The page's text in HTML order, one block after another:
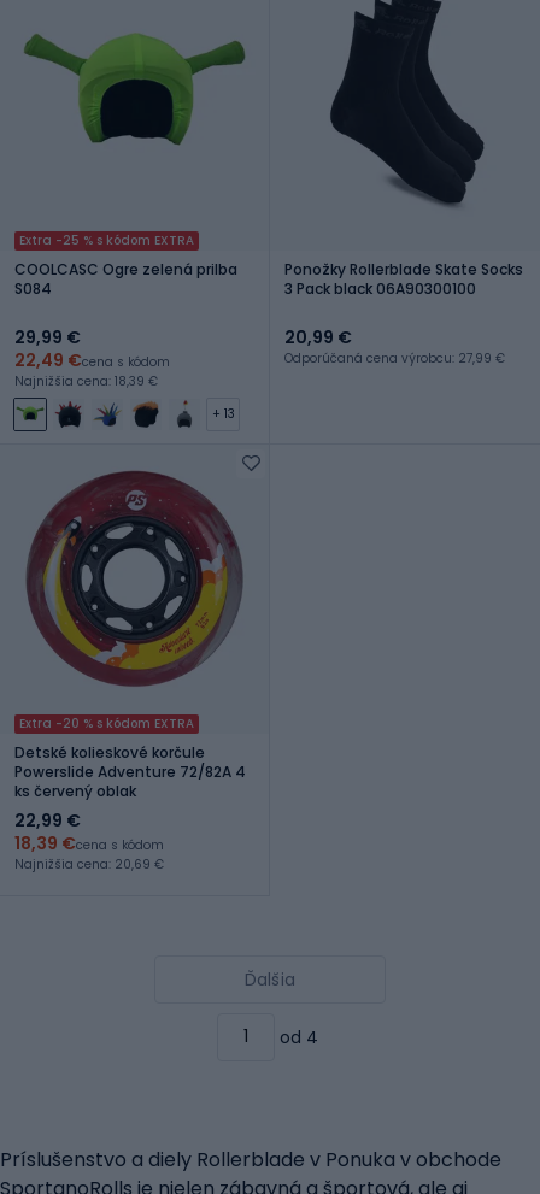
Extra -25 % s kódom EXTRA
COOLCASC Ogre zelená prilba
S084
29,99 €
22,49 €cena s kódom
Najnižšia cena: 18,39 €
+ 13
Ponožky Rollerblade Skate Socks
3 Pack black 06A90300100
20,99 €
Odporúčaná cena výrobcu: 27,99 €
Extra -20 % s kódom EXTRA
Detské kolieskové korčule
Powerslide Adventure 72/82A 4
ks červený oblak
22,99 €
18,39 €cena s kódom
Najnižšia cena: 20,69 €
Ďalšia
od 4
Príslušenstvo a diely Rollerblade v Ponuka v obchode
SportanoRolls je nielen zábavná a športová, ale aj